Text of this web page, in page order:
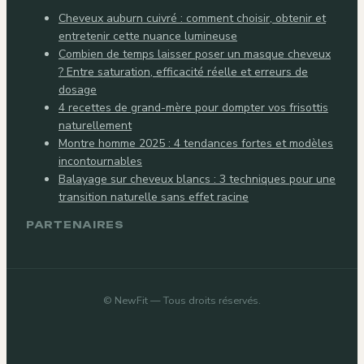
Cheveux auburn cuivré : comment choisir, obtenir et
entretenir cette nuance lumineuse
Combien de temps laisser poser un masque cheveux
? Entre saturation, efficacité réelle et erreurs de
dosage
4 recettes de grand-mère pour dompter vos frisottis
naturellement
Montre homme 2025 : 4 tendances fortes et modèles
incontournables
Balayage sur cheveux blancs : 3 techniques pour une
transition naturelle sans effet racine
PARTENAIRES
© NewFit— Tous droits réservés.